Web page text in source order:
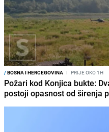
/BOSNA I HERCEGOVINA I PRIJE OKO 1H
Požari kod Konjica bukte:
postoji opasnost od širenja